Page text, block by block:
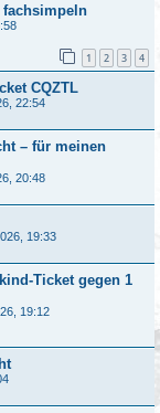
fachsimpeln
1 2 3 4
CQZTL
22:54
– für meinen
20:48
19:33
Ticket gegen 1
19:12